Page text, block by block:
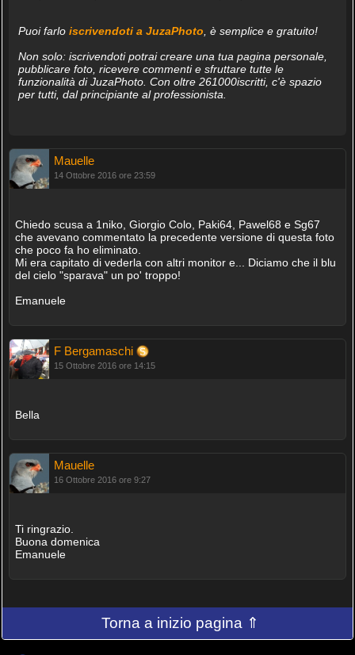
Puoi farlo iscrivendoti a JuzaPhoto , è semplice e gratuito!
Non solo: iscrivendoti potrai creare una tua pagina personale,
pubblicare foto, ricevere commenti e sfruttare tutte le
funzionalità di JuzaPhoto. Con oltre 261000iscritti, c'è spazio
per tutti, dal principiante al professionista.
Mauelle
14 Ottobre 2016 ore 23:59
Chiedo scusa a 1niko, Giorgio Colo, Paki64, Pawel68 e Sg67
che avevano commentato la precedente versione di questa foto
che poco fa ho eliminato.
Mi era capitato di vederla con altri monitor e... Diciamo che il blu
del cielo "sparava" un po' troppo!
Emanuele
F Bergamaschi
15 Ottobre 2016 ore 14:15
Bella
Mauelle
16 Ottobre 2016 ore 9:27
Ti ringrazio.
Buona domenica
Emanuele
Torna a inizio pagina ⇑